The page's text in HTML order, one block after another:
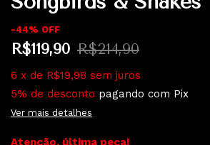
-44% OFF
R$119,90 R$214,90
6 x de R$19,98 sem juros
5% de desconto pagando com Pix
Ver mais detalhes
Atenção, última peça!